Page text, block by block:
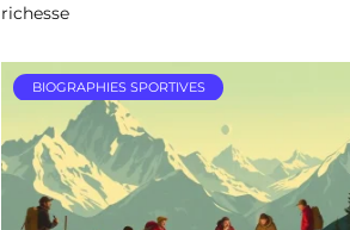
richesse
BIOGRAPHIES SPORTIVES